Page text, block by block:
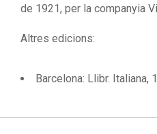
de 1921, per la companyia
Altres edicions:
Barcelona: Llibr. Italiana,